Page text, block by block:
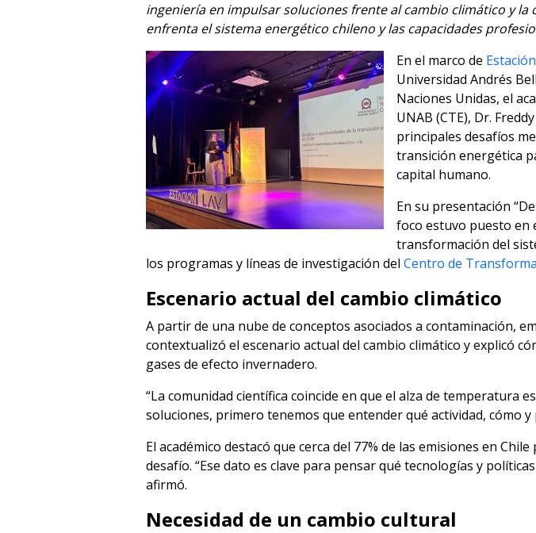
ingeniería en impulsar soluciones frente al cambio climático y
enfrenta el sistema energético chileno y las capacidades
En el marco de
Universidad Andrés
Naciones Unidas, el
UNAB (CTE), Dr.
principales desafíos
transición energética
capital humano.
En su presentación
foco estuvo puesto en
transformación del
los programas y líneas de investigación del Centro de
Escenario actual del cambio climático
A partir de una nube de conceptos asociados a contaminación,
contextualizó el escenario actual del cambio climático y explicó
gases de efecto invernadero.
“La comunidad científica coincide en que el alza de temperatura
soluciones, primero tenemos que entender qué actividad, cómo
El académico destacó que cerca del 77% de las emisiones en
desafío. “Ese dato es clave para pensar qué tecnologías y
afirmó.
Necesidad de un cambio cultural